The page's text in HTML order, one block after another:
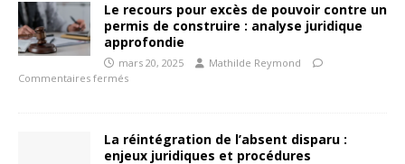
Le recours pour excès de pouvoir contre un
permis de construire : analyse juridique
approfondie
mars 20, 2025
Mathilde Reymond
Commentaires fermés
La réintégration de l’absent disparu :
enjeux juridiques et procédures